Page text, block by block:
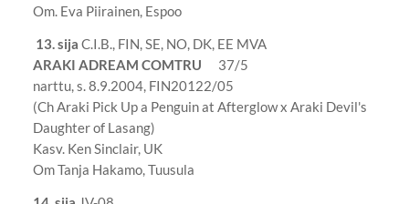
Om. Eva Piirainen, Espoo
13. sija C.I.B., FIN, SE, NO, DK, EE MVA
ARAKI ADREAM COMTRU
37/5
narttu, s. 8.9.2004, FIN20122/05
(Ch Araki Pick Up a Penguin at Afterglow x Araki Devil's
Daughter of Lasang)
Kasv. Ken Sinclair, UK
Om Tanja Hakamo, Tuusula